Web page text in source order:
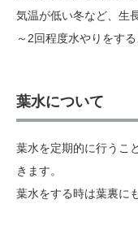
気温が低い冬など、生
～2回程度水やりをす
葉水について
葉水を定期的に行うこ
きます。
葉水をする時は葉裏に